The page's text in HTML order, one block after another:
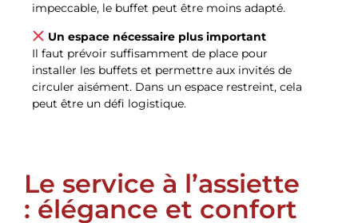
impeccable, le buffet peut être moins adapté.
Un espace nécessaire plus important
Il faut prévoir suffisamment de place pour
installer les buffets et permettre aux invités de
circuler aisément. Dans un espace restreint, cela
peut être un défi logistique.
Le service à l’assiette
: élégance et confort